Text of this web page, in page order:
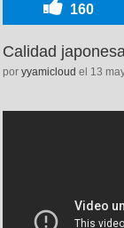
160
Calidad
por yyamicloud el 13